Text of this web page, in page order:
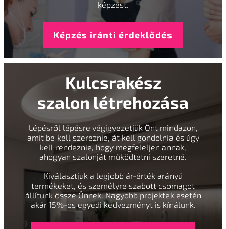
képzést.
Képzés iránti érdeklődés
Kulcsrakész
szalon létrehozása
Lépésről lépésre végigvezetjük Önt mindazon,
amit be kell szereznie, át kell gondolnia és úgy
kell rendeznie, hogy megfeleljen annak,
ahogyan szalonját működtetni szeretné.
Kiválasztjuk a legjobb ár-érték arányú
termékeket, és személyre szabott csomagot
állítunk össze Önnek. Nagyobb projektek esetén
akár 15%-os egyedi kedvezményt is kínálunk.